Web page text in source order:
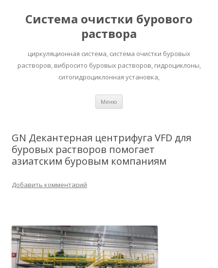
Система очистки бурового
раствора
циркуляционная система, система очистки буровых
растворов, вибросито буровых растворов, гидроциклоны,
ситогидроциклонная установка,
Меню
GN Декантерная центрифуга VFD для
буровых растворов помогает
азиатским буровым компаниям
Добавить комментарий